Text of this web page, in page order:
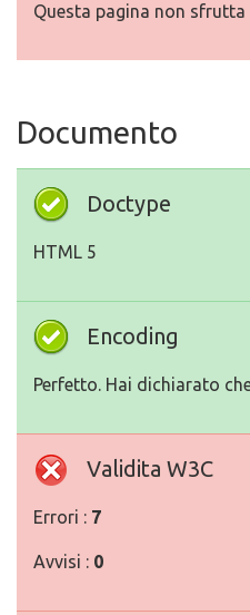
Questa pagina non
Documento
Doctype
HTML 5
Encoding
Perfetto. Hai dichiarato
Validita W3C
Errori : 7
Avvisi : 0